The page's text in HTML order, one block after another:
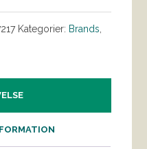
Kategorier: Brands,